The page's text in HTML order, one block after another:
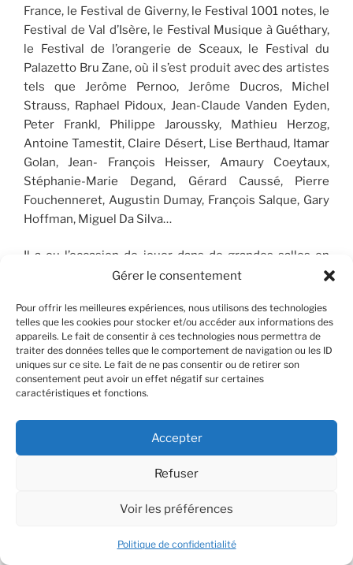
Gérer le consentement
Pour offrir les meilleures expériences, nous utilisons des technologies
telles que les cookies pour stocker et/ou accéder aux informations des
appareils. Le fait de consentir à ces technologies nous permettra de
traiter des données telles que le comportement de navigation ou les ID
uniques sur ce site. Le fait de ne pas consentir ou de retirer son
consentement peut avoir un effet négatif sur certaines
caractéristiques et fonctions.
Accepter
Refuser
Voir les préférences
Politique de confidentialité
France, le Festival de Giverny, le Festival 1001 notes, le
Festival de Val d’Isère, le Festival Musique à Guéthary,
le Festival de l’orangerie de Sceaux, le Festival du
Palazetto Bru Zane, où il s’est produit avec des artistes
tels que Jerôme Pernoo, Jerôme Ducros, Michel
Strauss, Raphael Pidoux, Jean-Claude Vanden Eyden,
Peter Frankl, Philippe Jaroussky, Mathieu Herzog,
Antoine Tamestit, Claire Désert, Lise Berthaud, Itamar
Golan, Jean- François Heisser, Amaury Coeytaux,
Stéphanie-Marie Degand, Gérard Caussé, Pierre
Fouchenneret, Augustin Dumay, François Salque, Gary
Hoffman, Miguel Da Silva…
Il a eu l’occasion de jouer dans de grandes salles en
tant que soliste ou en musique de chambre à la salle
Cortot, la Victoria Hall de Genève, le théâtre des
Bouffes du Nord, la grande salle du Konzerthaus de
Vienne, la grande salle de la Philharmonie de Paris, la
fondation Louis Vuitton, au Bozar de Bruxelles, la cité
de la musique…
Shuichi est aussi le violoniste du Trio Arnold composé
de Bumjun Kim (violoncelle) et Manuel Vioque-Judde
pianiste Clément Lefebvre, sous le label Mirare. Il